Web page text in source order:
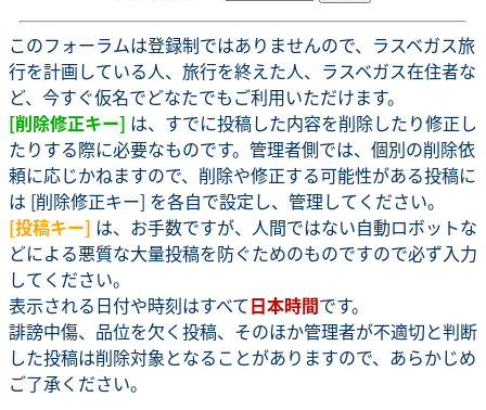
このフォーラムは登録制ではありませんので、ラスベガス旅
行を計画している人、旅行を終えた人、ラスベガス在住者な
ど、今すぐ仮名でどなたでもご利用いただけます。
[削除修正キー] は、すでに投稿した内容を削除したり修正し
たりする際に必要なものです。管理者側では、個別の削除依
頼に応じかねますので、削除や修正する可能性がある投稿に
は [削除修正キー] を各自で設定し、管理してください。
[投稿キー] は、お手数ですが、人間ではない自動ロボットな
どによる悪質な大量投稿を防ぐためのものですので必ず入力
してください。
表示される日付や時刻はすべて日本時間です。
誹謗中傷、品位を欠く投稿、そのほか管理者が不適切と判断
した投稿は削除対象となることがありますので、あらかじめ
ご了承ください。